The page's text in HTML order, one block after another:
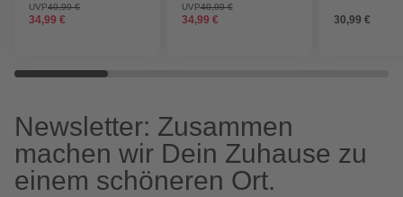
Glas/Thermoplaste,
mehrfarbig
UVP40,99 €
34,99 €
Glas/Thermoplaste,
mehrfarbig
UVP40,99 €
34,99 € 30,99 €
Newsletter: Zusammen
machen wir Dein Zuhause zu
einem schöneren Ort.